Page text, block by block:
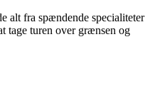
alt fra spændende specialiteter
tage turen over grænsen og